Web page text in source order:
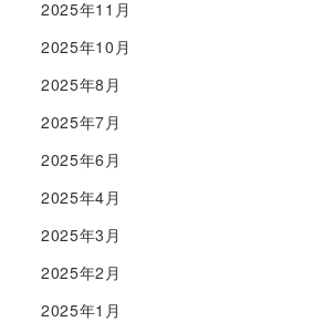
2025年11月
2025年10月
2025年8月
2025年7月
2025年6月
2025年4月
2025年3月
2025年2月
2025年1月